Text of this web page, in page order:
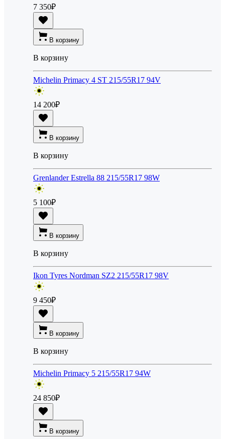
7 350₽
В корзину
В корзину
Michelin Primacy 4 ST 215/55R17 94V
14 200₽
В корзину
В корзину
Grenlander Estrella 88 215/55R17 98W
5 100₽
В корзину
В корзину
Ikon Tyres Nordman SZ2 215/55R17 98V
9 450₽
В корзину
В корзину
Michelin Primacy 5 215/55R17 94W
24 850₽
В корзину